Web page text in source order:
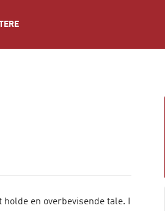
en overbevisende tale. I